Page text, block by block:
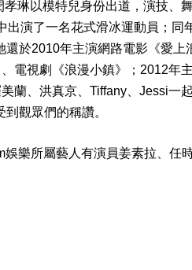
孝琳以模特兒身份出道，演技、
出演了一名花式滑冰運動員；同
還於2010年主演網路電影《愛
、電視劇《浪漫小鎮》；2012年
蘭、洪真京、Tiffany、Jessi一
觀眾們的稱讚。
娛樂所屬藝人有演員姜素拉、任時